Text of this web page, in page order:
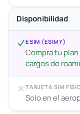
Disponibilidad
ESIM (ESIMY)
Compra tu
cargos de
TARJETA SIM
Solo en el